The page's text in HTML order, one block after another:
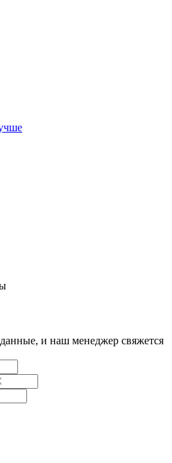
и наш менеджер свяжется